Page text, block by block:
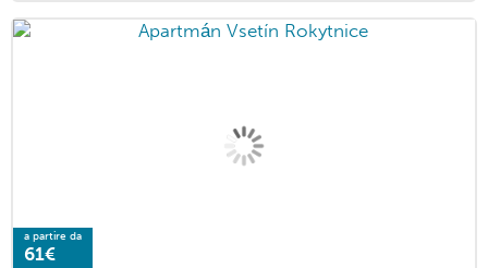
a partire da
61€